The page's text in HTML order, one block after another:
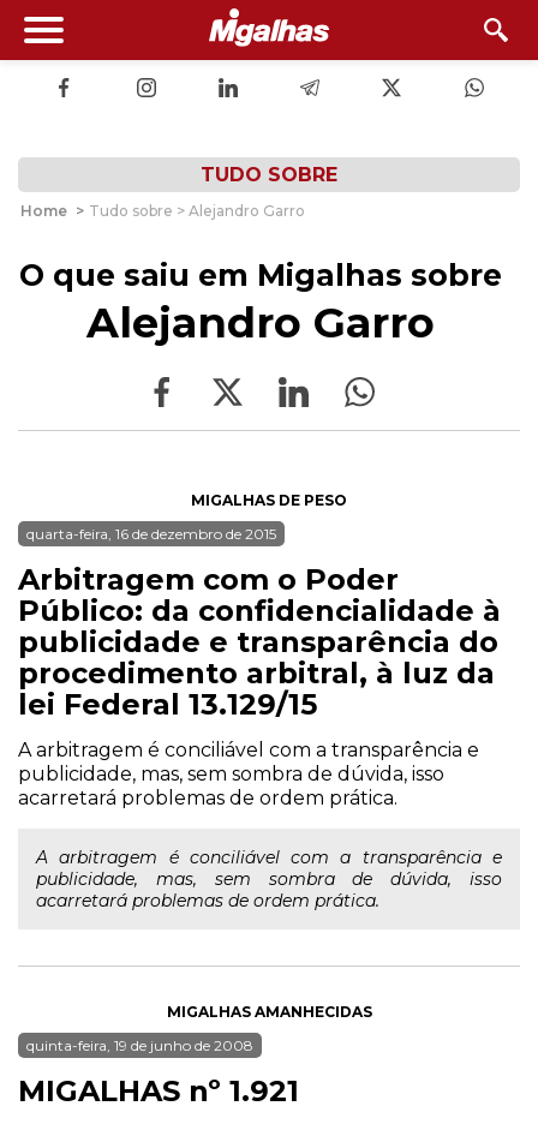
TUDO SOBRE
Home > Tudo sobre > Alejandro Garro
O que saiu em Migalhas sobre
Alejandro Garro
MIGALHAS DE PESO
quarta-feira, 16 de dezembro de 2015
Arbitragem com o Poder
Público: da confidencialidade à
publicidade e transparência do
procedimento arbitral, à luz da
lei Federal 13.129/15
A arbitragem é conciliável com a transparência e
publicidade, mas, sem sombra de dúvida, isso
acarretará problemas de ordem prática.
A arbitragem é conciliável com a transparência e
publicidade, mas, sem sombra de dúvida, isso
acarretará problemas de ordem prática.
MIGALHAS AMANHECIDAS
quinta-feira, 19 de junho de 2008
MIGALHAS nº 1.921